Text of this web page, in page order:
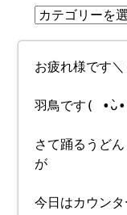
お疲れ様です
羽鳥です(
さて踊るうど
が
今日はカウン